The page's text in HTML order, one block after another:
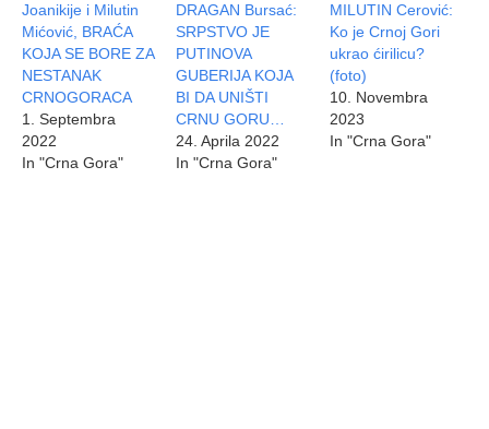
Joanikije i Milutin
Mićović, BRAĆA
KOJA SE BORE ZA
NESTANAK
CRNOGORACA
1. Septembra
2022
In "Crna Gora"
DRAGAN Bursać:
SRPSTVO JE
PUTINOVA
GUBERIJA KOJA
BI DA UNIŠTI
CRNU GORU…
24. Aprila 2022
In "Crna Gora"
MILUTIN Cerović:
Ko je Crnoj Gori
ukrao ćirilicu?
(foto)
10. Novembra
2023
In "Crna Gora"